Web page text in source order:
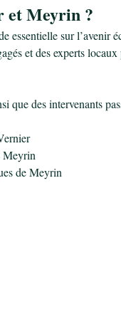
et Meyrin ?
essentielle sur l’avenir
et des experts
que des intervenants
Meyrin
de Meyrin